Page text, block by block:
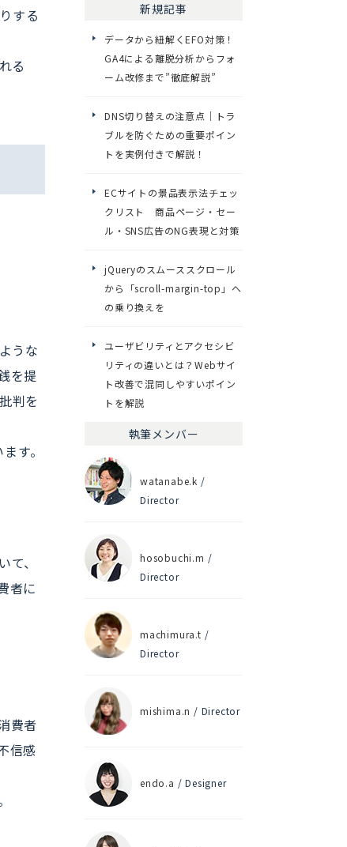
する
る
うな
を提
判を
す。
、
者に
費者
信感
新規記事
データから紐解くEFO対策！
GA4による離脱分析からフォ
ーム改修まで”徹底解説”
DNS切り替えの注意点｜トラ
ブルを防ぐための重要ポイン
トを実例付きで解説！
ECサイトの景品表示法チェッ
クリスト 商品ページ・セー
ル・SNS広告のNG表現と対策
jQueryのスムーススクロール
から「scroll-margin-top」へ
の乗り換えを
ユーザビリティとアクセシビ
リティの違いとは？Webサイ
ト改善で混同しやすいポイン
トを解説
執筆メンバー
watanabe.k /
Director
hosobuchi.m /
Director
machimura.t /
Director
mishima.n / Director
endo.a / Designer